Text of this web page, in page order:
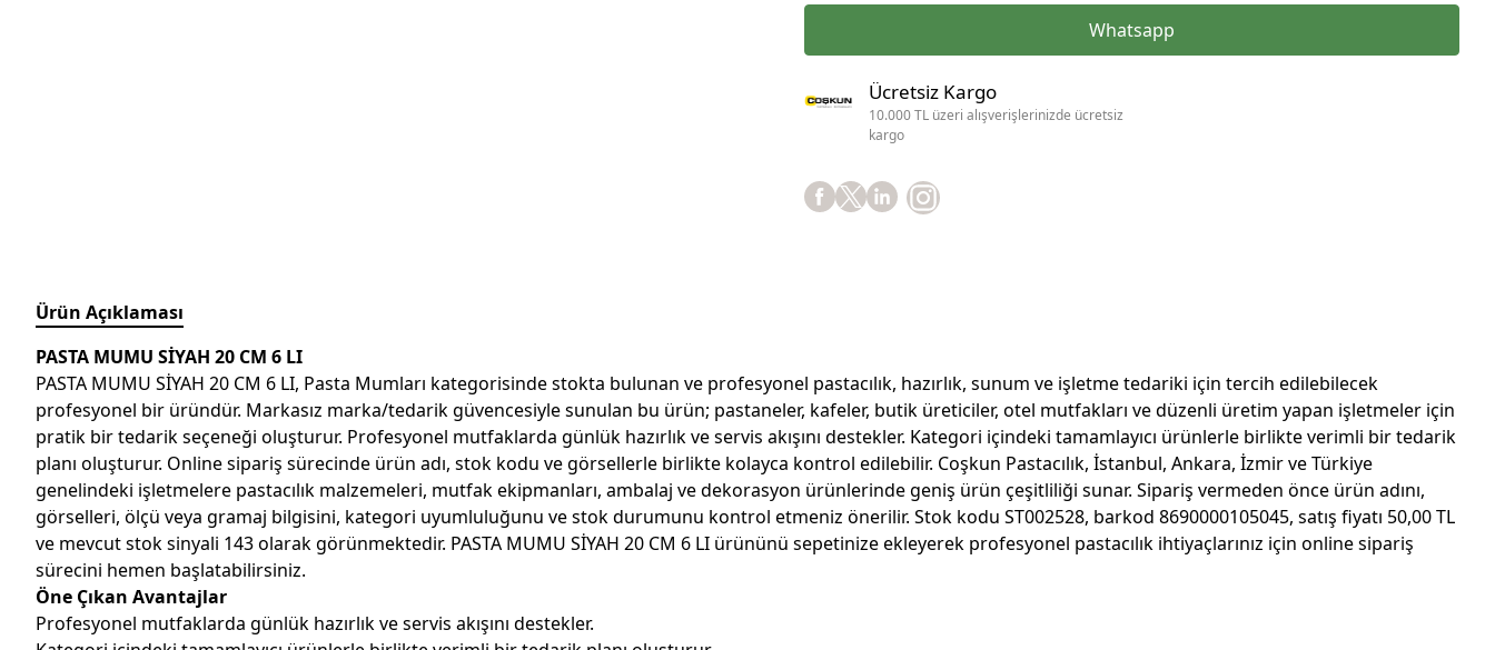
Whatsapp
Ücretsiz Kargo
10.000 TL üzeri alışverişlerinizde ücretsiz
kargo
Ürün Açıklaması
PASTA MUMU SİYAH 20 CM 6 LI
PASTA MUMU SİYAH 20 CM 6 LI, Pasta Mumları kategorisinde stokta bulunan ve profesyonel pastacılık, hazırlık, sunum ve işletme tedariki için tercih edilebilecek
profesyonel bir üründür. Markasız marka/tedarik güvencesiyle sunulan bu ürün; pastaneler, kafeler, butik üreticiler, otel mutfakları ve düzenli üretim yapan işletmeler için
pratik bir tedarik seçeneği oluşturur. Profesyonel mutfaklarda günlük hazırlık ve servis akışını destekler. Kategori içindeki tamamlayıcı ürünlerle birlikte verimli bir tedarik
planı oluşturur. Online sipariş sürecinde ürün adı, stok kodu ve görsellerle birlikte kolayca kontrol edilebilir. Coşkun Pastacılık, İstanbul, Ankara, İzmir ve Türkiye
genelindeki işletmelere pastacılık malzemeleri, mutfak ekipmanları, ambalaj ve dekorasyon ürünlerinde geniş ürün çeşitliliği sunar. Sipariş vermeden önce ürün adını,
görselleri, ölçü veya gramaj bilgisini, kategori uyumluluğunu ve stok durumunu kontrol etmeniz önerilir. Stok kodu ST002528, barkod 8690000105045, satış fiyatı 50,00 TL
ve mevcut stok sinyali 143 olarak görünmektedir. PASTA MUMU SİYAH 20 CM 6 LI ürününü sepetinize ekleyerek profesyonel pastacılık ihtiyaçlarınız için online sipariş
sürecini hemen başlatabilirsiniz.
Öne Çıkan Avantajlar
Profesyonel mutfaklarda günlük hazırlık ve servis akışını destekler.